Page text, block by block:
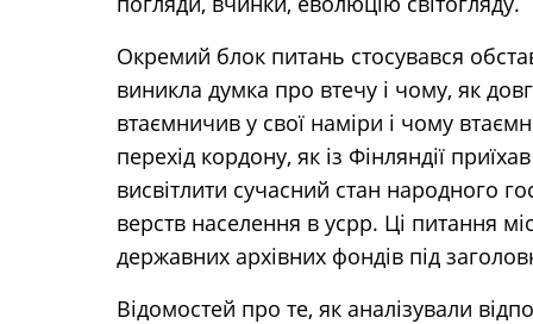
Окремий блок питань стосувався
виникла думка про втечу і чому, як
втаємничив у свої наміри і чому
перехід кордону, як із Фінляндії
висвітлити сучасний стан народного
верств населення в усрр. Ці питання
державних архівних фондів під
Відомостей про те, як аналізували